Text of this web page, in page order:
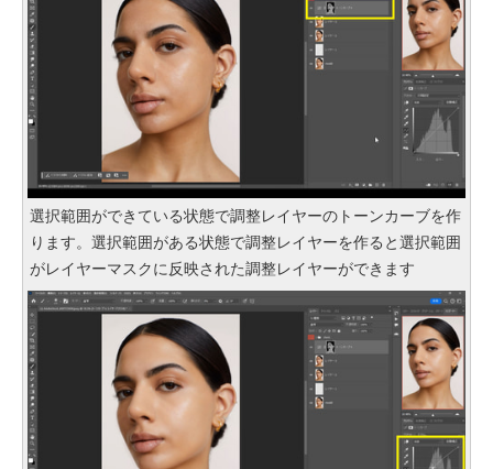
選択範囲ができている状態で調整レイヤーのトーンカーブを作
ります。選択範囲がある状態で調整レイヤーを作ると選択範囲
がレイヤーマスクに反映された調整レイヤーができます